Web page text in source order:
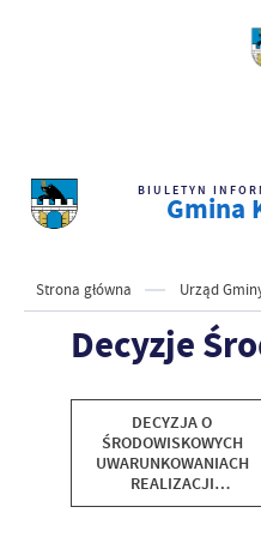
BIULETYN
Gmina
Strona główna Urząd
Decyzje
DECYZJA O
ŚRODOWISKOWYCH
UWARUNKOWANIACH
REALIZACJI
PRZEDSIĘWZIĘCIA